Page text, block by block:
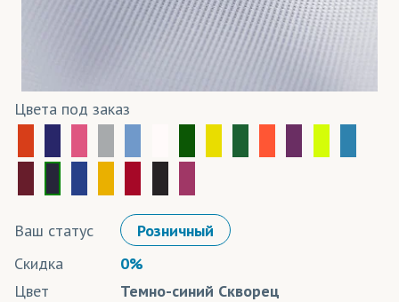
Цвета под заказ
Ваш статус
Розничный
Скидка
0%
Цвет
Темно-синий Скворец